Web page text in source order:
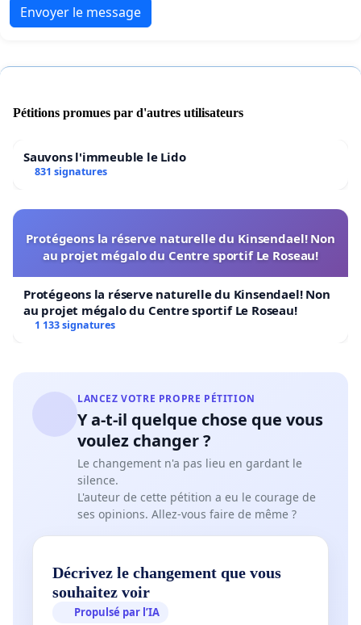
Envoyer le message
Pétitions promues par d'autres utilisateurs
Sauvons l'immeuble le Lido
831 signatures
Protégeons la réserve naturelle du Kinsendael! Non
au projet mégalo du Centre sportif Le Roseau!
Protégeons la réserve naturelle du Kinsendael! Non
au projet mégalo du Centre sportif Le Roseau!
1 133 signatures
LANCEZ VOTRE PROPRE PÉTITION
Y a-t-il quelque chose que vous
voulez changer ?
Le changement n'a pas lieu en gardant le
silence.
L'auteur de cette pétition a eu le courage de
ses opinions. Allez-vous faire de même ?
Décrivez le changement que vous
souhaitez voir
Propulsé par l’IA